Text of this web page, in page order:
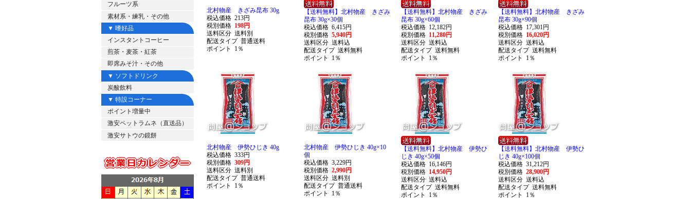
フルーツ系
素材系・練乳・その他
▼ 嗜好品
インスタントコーヒー
煎茶・麦茶・紅茶
即席みそ汁・その他
▼ ソフトドリンク
炭酸飲料
▼ 特設コーナー
ポイント増量中
激安ペットラムネ（直送品）
激安サトウの鏡餅
北村物産 きざみ昆布 30g
税込価格 213円
税別価格 198円
送料区分 送料別
配送タイプ 普通送料
ポイント 1％
【送料無料】北村物産 きざみ
昆布 30g×30個
税込価格 6,415円
税別価格 5,940円
送料区分 送料込
配送タイプ 送料無料
ポイント 1％
【送料無料】北村物産 きざみ
昆布 30g×60個
税込価格 12,182円
税別価格 11,280円
送料区分 送料込
配送タイプ 送料無料
ポイント 1％
【送料無料】北村物産 きざみ
昆布 30g×90個
税込価格 17,301円
税別価格 16,020円
送料区分 送料込
配送タイプ 送料無料
ポイント 1％
北村物産 伊勢ひじき 40g
税込価格 333円
税別価格 309円
送料区分 送料別
配送タイプ 普通送料
ポイント 1％
北村物産 伊勢ひじき 40g×10
個
税込価格 3,229円
税別価格 2,990円
送料区分 送料別
配送タイプ 普通送料
ポイント 1％
【送料無料】北村物産 伊勢ひ
じき 40g×50個
税込価格 16,146円
税別価格 14,950円
送料区分 送料込
配送タイプ 送料無料
ポイント 1％
【送料無料】北村物産 伊勢ひ
じき 40g×100個
税込価格 31,212円
税別価格 28,900円
送料区分 送料込
配送タイプ 送料無料
ポイント 1％